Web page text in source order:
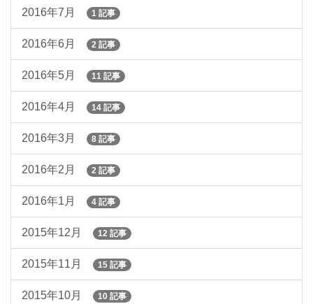
2016年7月 1 記事
2016年6月 2 記事
2016年5月 11 記事
2016年4月 14 記事
2016年3月 8 記事
2016年2月 2 記事
2016年1月 4 記事
2015年12月 12 記事
2015年11月 15 記事
2015年10月 10 記事